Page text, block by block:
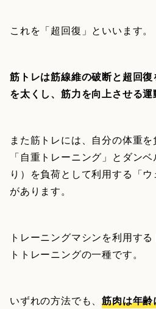
これを「超回復」といいます。
筋トレは筋線維の破断と超回
を太くし、筋力を向上させる運
また筋トレには、自分の体重
「自重トレーニング」とダン
り）を負荷として利用する「ウ
があります。
トレーニングマシンを利用す
トトレーニングの一種です。
いずれの方法でも、筋肉は年